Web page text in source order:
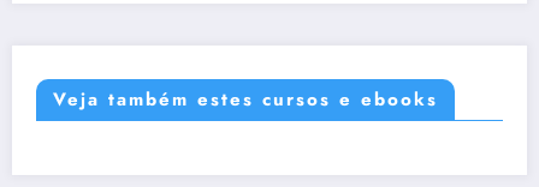
Veja também estes cursos e ebooks